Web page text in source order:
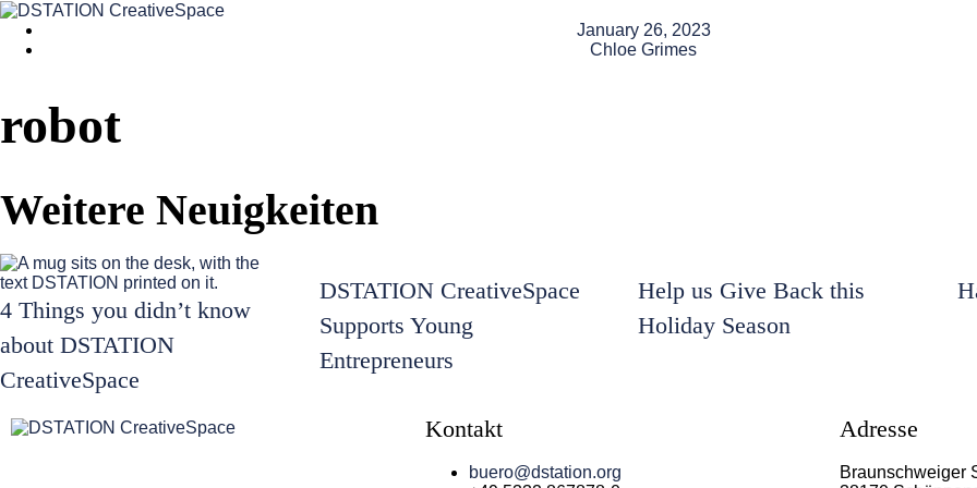
January 26, 2023
Chloe Grimes
robot
Weitere Neuigkeiten
4 Things you didn’t know
about DSTATION
CreativeSpace
DSTATION CreativeSpace
Supports Young
Entrepreneurs
Help us Give Back this
Holiday Season
Kontakt
buero@dstation.org
Adresse
Braunschweiger